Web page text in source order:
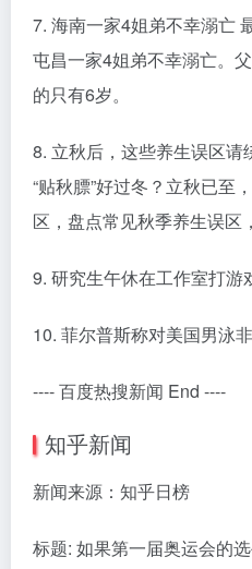
7. 海南一家4姐弟不幸溺亡
屯昌一家4姐弟不幸溺亡。
的只有6岁。
8. 立秋后，这些养生误区请
“贴秋膘”好过冬？立秋已至
区，盘点常见秋季养生误区
9. 研究生午休在工作室打游
10. 菲尔普斯称对美国男泳
---- 百度热搜新闻 End ----
知乎新闻
新闻来源：知乎日榜
标题: 如果第一届奥运会的